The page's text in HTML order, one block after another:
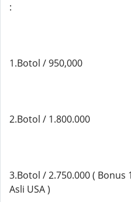
:
1.Botol / 950,000
2.Botol / 1.800.000
3.Botol / 2.750.000 (
Asli USA )